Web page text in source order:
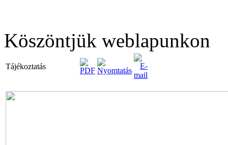
Köszöntjük weblapunkon
Tájékoztatás